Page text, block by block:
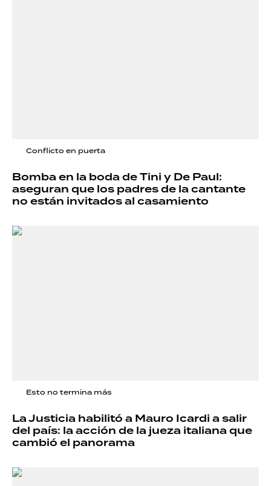
Conflicto en puerta
Bomba en la boda de Tini y De Paul:
aseguran que los padres de la cantante
no están invitados al casamiento
Esto no termina más
La Justicia habilitó a Mauro Icardi a salir
del país: la acción de la jueza italiana que
cambió el panorama